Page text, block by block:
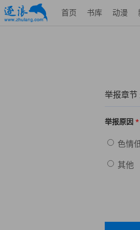
首页 书库 动漫
举报章
举报原因 *
色情
其他